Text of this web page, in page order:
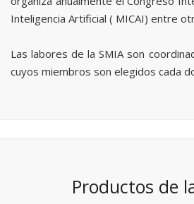
Inteligencia Artificial ( MICAI) entre
Las labores de la SMIA son
cuyos miembros son elegidos cada
Productos de